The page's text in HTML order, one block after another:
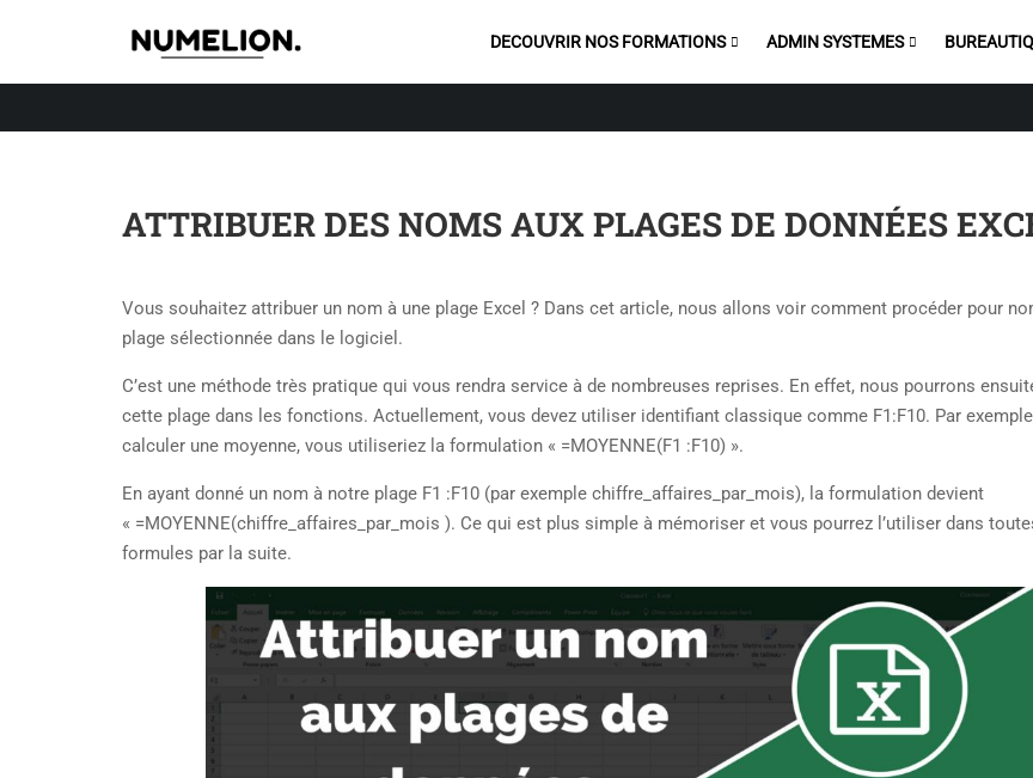
DECOUVRIR NOS FORMATIONS ADMIN SYSTEMES
ATTRIBUER DES NOMS AUX PLAGES DE DONNÉES
Vous souhaitez attribuer un nom à une plage Excel ? Dans cet article, nous allons voir comment procéder pour
plage sélectionnée dans le logiciel.
C’est une méthode très pratique qui vous rendra service à de nombreuses reprises. En effet, nous pourrons
cette plage dans les fonctions. Actuellement, vous devez utiliser identifiant classique comme F1:F10. Par
calculer une moyenne, vous utiliseriez la formulation « =MOYENNE(F1 :F10) ».
En ayant donné un nom à notre plage F1 :F10 (par exemple chiffre_affaires_par_mois), la formulation devient
« =MOYENNE(chiffre_affaires_par_mois ). Ce qui est plus simple à mémoriser et vous pourrez l’utiliser dans
formules par la suite.